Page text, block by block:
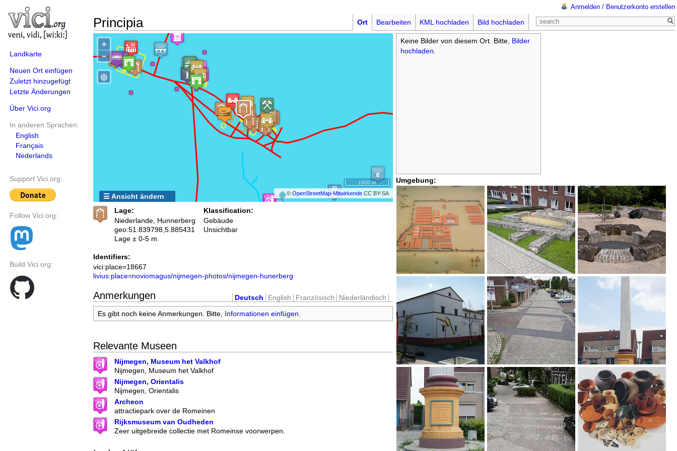
Landkarte
Neuen Ort einfügen
Zuletzt hinzugefügt
Letzte Änderungen
Über Vici.org
In anderen Sprachen:
English
Français
Nederlands
Support Vici.org:
Follow Vici.org:
Build Vici.org:
Principia
Anmelden / Benutzerkonto erstellen
Ort Bearbeiten KML hochladen Bild hochladen
+
−
©OpenStreetMap-Mitwirkende CC BY-SA
◎
1000 m
☰ Ansicht ändern
Keine Bilder von diesem Ort. Bitte, Bilder
hochladen
Umgebung:
Lage:
Niederlande, Hunnerberg
geo:51.839798,5.885431
Lage ± 0-5 m.
Klassification:
Gebäude
Unsichtbar
Identifiers:
vici:place=18667
livius:place=noviomagus/nijmegen-photos/nijmegen-hunerberg
Anmerkungen Deutsch English Französisch
Niederländisch
Es gibt noch keine Anmerkungen. Bitte, Informationen einfügen
Relevante Museen
Nijmegen, Museum het Valkhof
Nijmegen, Museum het Valkhof
Nijmegen, Orientalis
Nijmegen, Orientalis
Archeon
attractiepark over de Romeinen
Rijksmuseum van Oudheden
Zeer uitgebreide collectie met Romeinse voorwerpen.